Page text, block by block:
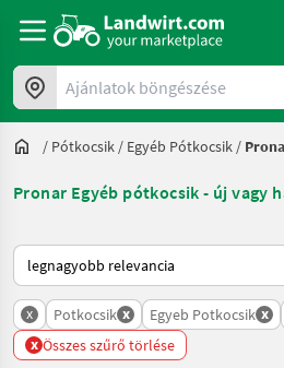
Ajánlatok böngészése
/ Pótkocsik / Egyéb Pótkocsik /
Pronar Egyéb pótkocsik - új vagy
Így van sorba rendezve a
x Potkocsik x Egyeb Potkocsik x
x Összes szűrő törlése